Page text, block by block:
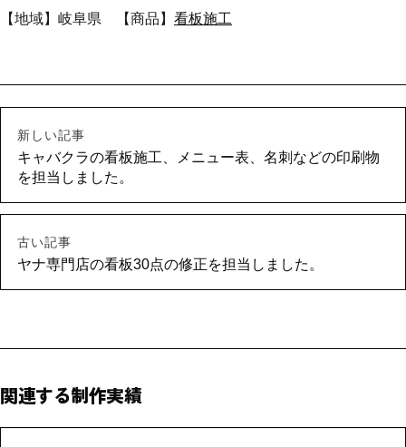
【地域】岐阜県 【商品】 看板施工
新しい記事
キャバクラの看板施工、メニュー表、名刺などの印刷物
を担当しました。
古い記事
ヤナ専門店の看板30点の修正を担当しました。
関連する制作実績